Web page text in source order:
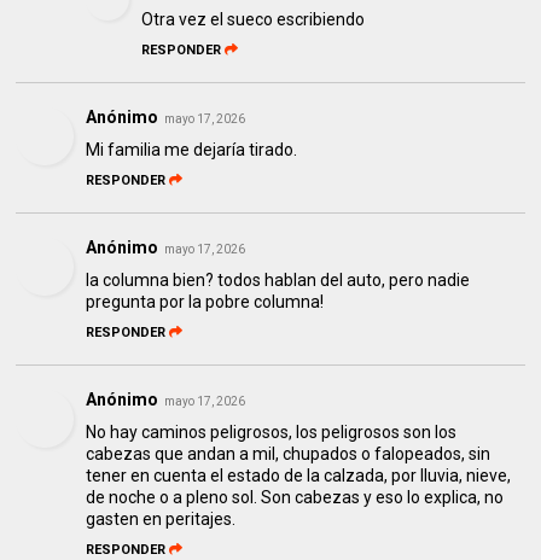
Otra vez el sueco escribiendo
RESPONDER
Anónimo mayo 17, 2026
Mi familia me dejaría tirado.
RESPONDER
Anónimo mayo 17, 2026
la columna bien? todos hablan del auto, pero nadie
pregunta por la pobre columna!
RESPONDER
Anónimo mayo 17, 2026
No hay caminos peligrosos, los peligrosos son los
cabezas que andan a mil, chupados o falopeados, sin
tener en cuenta el estado de la calzada, por lluvia, nieve,
de noche o a pleno sol. Son cabezas y eso lo explica, no
gasten en peritajes.
RESPONDER